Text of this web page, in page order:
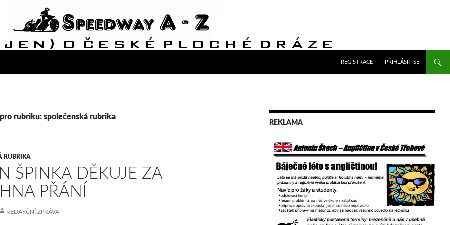
REGISTRACE
PŘIHLÁSIT SE
rubriku: společenská rubrika
RUBRIKA
ŠPINKA DĚKUJE ZA
PŘÁNÍ
REDAKČNÍ ZPRÁVA
REKLAMA